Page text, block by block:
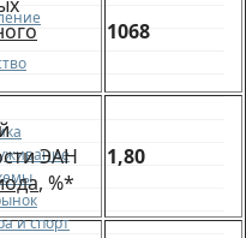
и спорт
1068
ЭАН
, %*
1,80